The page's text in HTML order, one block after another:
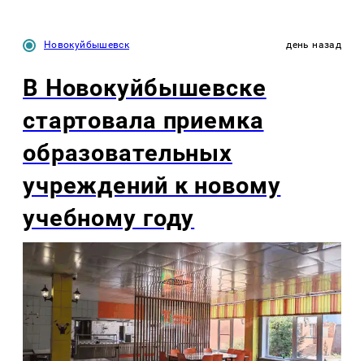
Новокуйбышевск день назад
В Новокуйбышевске
стартовала приемка
образовательных
учреждений к новому
учебному году